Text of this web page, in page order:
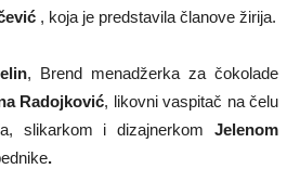
, koja je predstavila članove žirija.
, Brend menadžerka za čokolade
Radojković, likovni vaspitač na čelu
slikarkom i dizajnerkom Jelenom
.